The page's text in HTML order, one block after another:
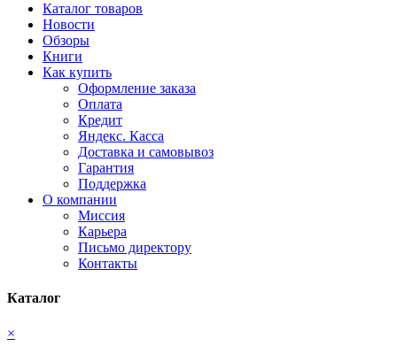
Каталог товаров
Новости
Обзоры
Книги
Как купить
Оформление заказа
Оплата
Кредит
Яндекс. Касса
Доставка и самовывоз
Гарантия
Поддержка
О компании
Миссия
Карьера
Письмо директору
Контакты
Каталог
×